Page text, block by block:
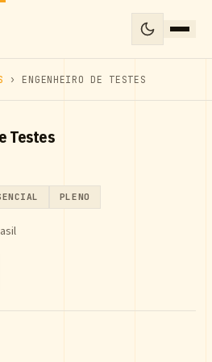
› ENGENHEIRO DE TESTES
Testes
PLENO